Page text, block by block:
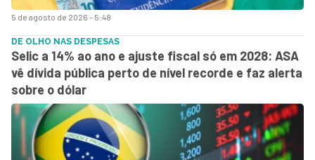
5 de agosto de 2026 - 5:48
DE OLHO NAS DESPESAS
Selic a 14% ao ano e ajuste fiscal só em 2028: ASA
vê dívida pública perto de nível recorde e faz alerta
sobre o dólar